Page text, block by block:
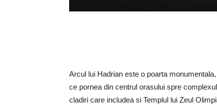
Arcul lui Hadrian este o poarta
ce pornea din centrul orasului spre
cladiri care includea si Templul lui Zeul